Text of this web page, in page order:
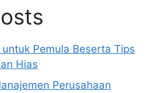
Pemula Beserta Tips
Hias
Perusahaan